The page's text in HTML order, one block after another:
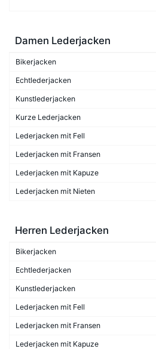
Damen Lederjacken
Bikerjacken
Echtlederjacken
Kunstlederjacken
Kurze Lederjacken
Lederjacken mit Fell
Lederjacken mit Fransen
Lederjacken mit Kapuze
Lederjacken mit Nieten
Herren Lederjacken
Bikerjacken
Echtlederjacken
Kunstlederjacken
Lederjacken mit Fell
Lederjacken mit Fransen
Lederjacken mit Kapuze